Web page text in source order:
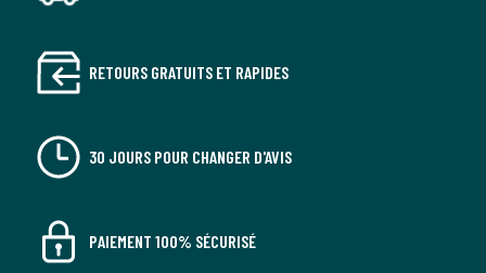
RETOURS GRATUITS ET RAPIDES
30 JOURS POUR CHANGER D'AVIS
PAIEMENT 100% SÉCURISÉ